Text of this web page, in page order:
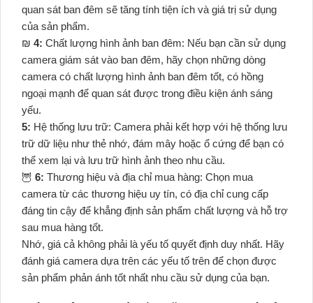
quan sát ban đêm sẽ tăng tính tiện ích và giá trị sử dụng
của sản phẩm.
₪ 4: Chất lượng hình ảnh ban đêm: Nếu bạn cần sử dụng
camera giám sát vào ban đêm, hãy chọn những dòng
camera có chất lượng hình ảnh ban đêm tốt, có hồng
ngoại mạnh để quan sát được trong điều kiện ánh sáng
yếu.
5: Hệ thống lưu trữ: Camera phải kết hợp với hệ thống lưu
trữ dữ liệu như thẻ nhớ, đám mây hoặc ổ cứng để bạn có
thể xem lại và lưu trữ hình ảnh theo nhu cầu.
🦉 6: Thương hiệu và địa chỉ mua hàng: Chọn mua
camera từ các thương hiệu uy tín, có địa chỉ cung cấp
đáng tin cậy để khẳng định sản phẩm chất lượng và hỗ trợ
sau mua hàng tốt.
Nhớ, giá cả không phải là yếu tố quyết định duy nhất. Hãy
đánh giá camera dựa trên các yếu tố trên để chọn được
sản phẩm phản ánh tốt nhất nhu cầu sử dụng của bạn.